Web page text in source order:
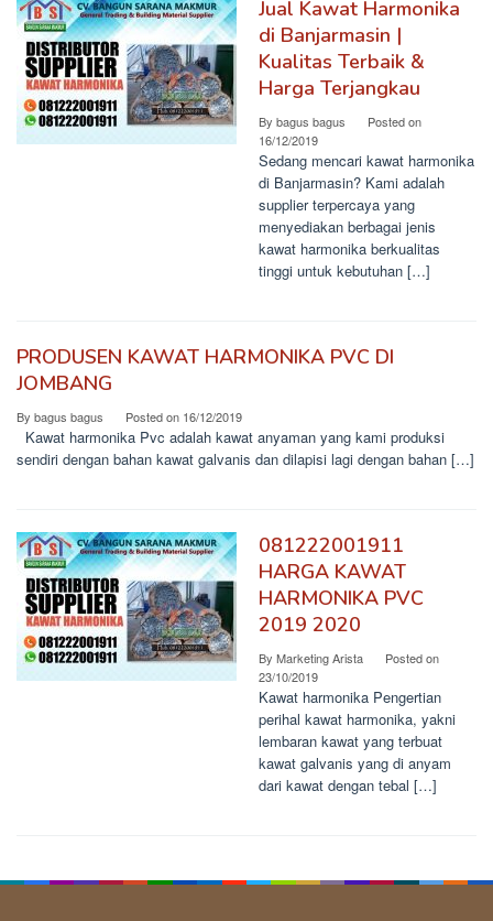
Jual Kawat Harmonika
di Banjarmasin |
Kualitas Terbaik &
Harga Terjangkau
By bagus bagus
Posted on
16/12/2019
Sedang mencari kawat harmonika
di Banjarmasin? Kami adalah
supplier terpercaya yang
menyediakan berbagai jenis
kawat harmonika berkualitas
tinggi untuk kebutuhan […]
PRODUSEN KAWAT HARMONIKA PVC DI
JOMBANG
By bagus bagus Posted on 16/12/2019
Kawat harmonika Pvc adalah kawat anyaman yang kami produksi
sendiri dengan bahan kawat galvanis dan dilapisi lagi dengan bahan […]
081222001911
HARGA KAWAT
HARMONIKA PVC
2019 2020
By Marketing Arista
Posted on
23/10/2019
Kawat harmonika Pengertian
perihal kawat harmonika, yakni
lembaran kawat yang terbuat
kawat galvanis yang di anyam
dari kawat dengan tebal […]